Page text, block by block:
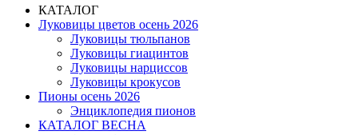
КАТАЛОГ
Луковицы цветов осень 2026
Луковицы тюльпанов
Луковицы гиацинтов
Луковицы нарциссов
Луковицы крокусов
Пионы осень 2026
Энциклопедия пионов
КАТАЛОГ ВЕСНА